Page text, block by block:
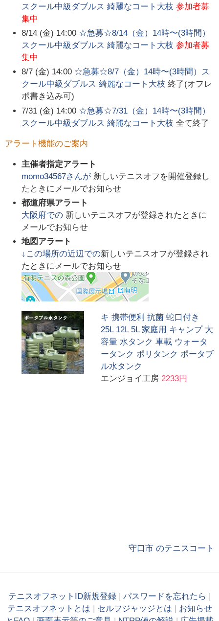
スクール中級ダブルス 綺麗なコート大枝 参加者募
集中
8/14 (金) 14:00 ☆急募☆8/14（金）14時〜(3時間）
スクール中級ダブルス 綺麗なコート大枝 参加者募
集中
8/7 (金) 14:00 ☆急募☆8/7（金）14時〜(3時間）ス
クール中級ダブルス 綺麗なコート大枝 終了(オフレ
ポ書き込み可)
7/31 (金) 14:00 ☆急募☆7/31（金）14時〜(3時間）
スクール中級ダブルス 綺麗なコート大枝 全て終了
アラート機能のご案内
主催者指定アラート
momo34567さんが 新しいテニスオフを開催登録し
たときにメールでお知らせ
都道府県アラート
大阪府での 新しいテニスオフが登録されたときに
メールでお知らせ
地図アラート
↓この場所の近辺での新しいテニスオフが登録され
たときにメールでお知らせ
キ 携帯便利 抗菌 蛇口付き
25L 12L 5L 家庭用 キャンプ 大
容量 水タンク 車載 ウォータ
ータンク ポリタンク ポータブ
ル水タンク
エンジョイ工房 2233円
守口市 のテニスコート
テニスオフネットID新規登録 パスワードを忘れたら
テニスオフネットとは
セルフジャッジとは
お知らせ